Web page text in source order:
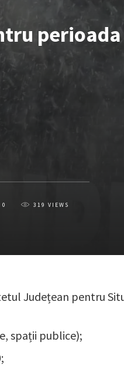
perioada
0 319 VIEWS
Județean pentru
spații publice);